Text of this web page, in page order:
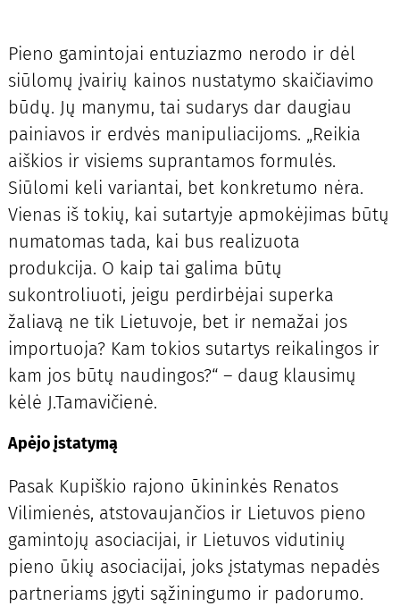
Pieno gamintojai entuziazmo nerodo ir dėl
siūlomų įvairių kainos nustatymo skaičiavimo
būdų. Jų manymu, tai sudarys dar daugiau
painiavos ir erdvės manipuliacijoms. „Reikia
aiškios ir visiems suprantamos formulės.
Siūlomi keli variantai, bet konkretumo nėra.
Vienas iš tokių, kai sutartyje apmokėjimas būtų
numatomas tada, kai bus realizuota
produkcija. O kaip tai galima būtų
sukontroliuoti, jeigu perdirbėjai superka
žaliavą ne tik Lietuvoje, bet ir nemažai jos
importuoja? Kam tokios sutartys reikalingos ir
kam jos būtų naudingos?“ – daug klausimų
kėlė J.Tamavičienė.
Apėjo įstatymą
Pasak Kupiškio rajono ūkininkės Renatos
Vilimienės, atstovaujančios ir Lietuvos pieno
gamintojų asociacijai, ir Lietuvos vidutinių
pieno ūkių asociacijai, joks įstatymas nepadės
partneriams įgyti sąžiningumo ir padorumo.